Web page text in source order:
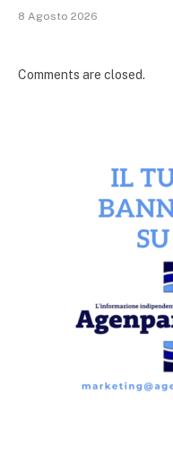
8 Agosto 2026
Comments are closed.